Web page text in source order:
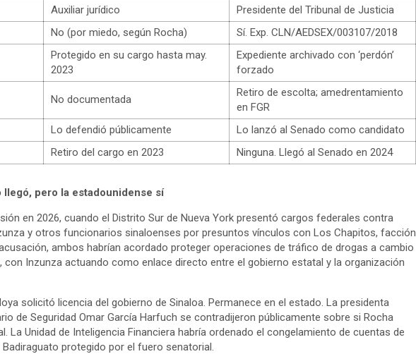
Auxiliar jurídico
Presidente del Tribunal de Justicia
No (por miedo, según Rocha) Sí. Exp. CLN/AEDSEX/003107/2018
Protegido en su cargo hasta may.
2023
Expediente archivado con ‘perdón’
forzado
No documentada
Retiro de escolta; amedrentamiento
en FGR
Lo defendió públicamente
Lo lanzó al Senado como candidato
Retiro del cargo en 2023 Ninguna. Llegó al Senado en 2024
pero la estadounidense sí
en 2026, cuando el Distrito Sur de Nueva York presentó cargos federales contra
y otros funcionarios sinaloenses por presuntos vínculos con Los Chapitos, facción
ambos habrían acordado proteger operaciones de tráfico de drogas a cambio
Inzunza actuando como enlace directo entre el gobierno estatal y la organización
solicitó licencia del gobierno de Sinaloa. Permanece en el estado. La presidenta
de Seguridad Omar García Harfuch se contradijeron públicamente sobre si Rocha
La Unidad de Inteligencia Financiera habría ordenado el congelamiento de cuentas de
protegido por el fuero senatorial.